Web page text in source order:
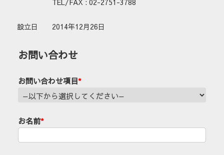
TEL/FAX : 02-2751-3788
設立日 2014年12月26日
お問い合わせ
お問い合わせ項目*
お名前*